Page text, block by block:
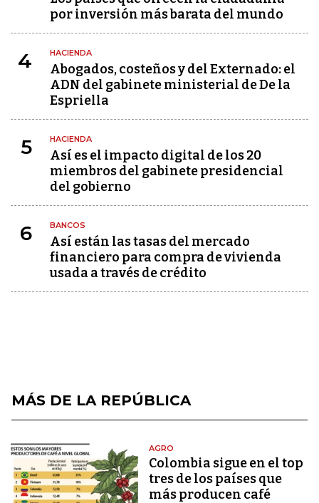
por inversión más barata del mundo
4 HACIENDA
Abogados, costeños y del Externado: el
ADN del gabinete ministerial de De la
Espriella
5 HACIENDA
Así es el impacto digital de los 20
miembros del gabinete presidencial
del gobierno
6 BANCOS
Así están las tasas del mercado
financiero para compra de vivienda
usada a través de crédito
MÁS DE LA REPÚBLICA
AGRO
Colombia sigue en el top
tres de los países que
más producen café